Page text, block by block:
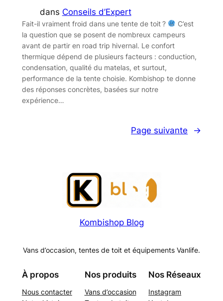
dans Conseils d’Expert
Fait-il vraiment froid dans une tente de toit ?
C’est
la question que se posent de nombreux campeurs
avant de partir en road trip hivernal. Le confort
thermique dépend de plusieurs facteurs : conduction,
condensation, qualité du matelas, et surtout,
performance de la tente choisie. Kombishop te donne
des réponses concrètes, basées sur notre
expérience…
Page suivante →
Kombishop Blog
Vans d’occasion, tentes de toit et équipements Vanlife.
À propos
Nous contacter
Nos produits
Vans d’occasion
Nos Réseaux
Instagram